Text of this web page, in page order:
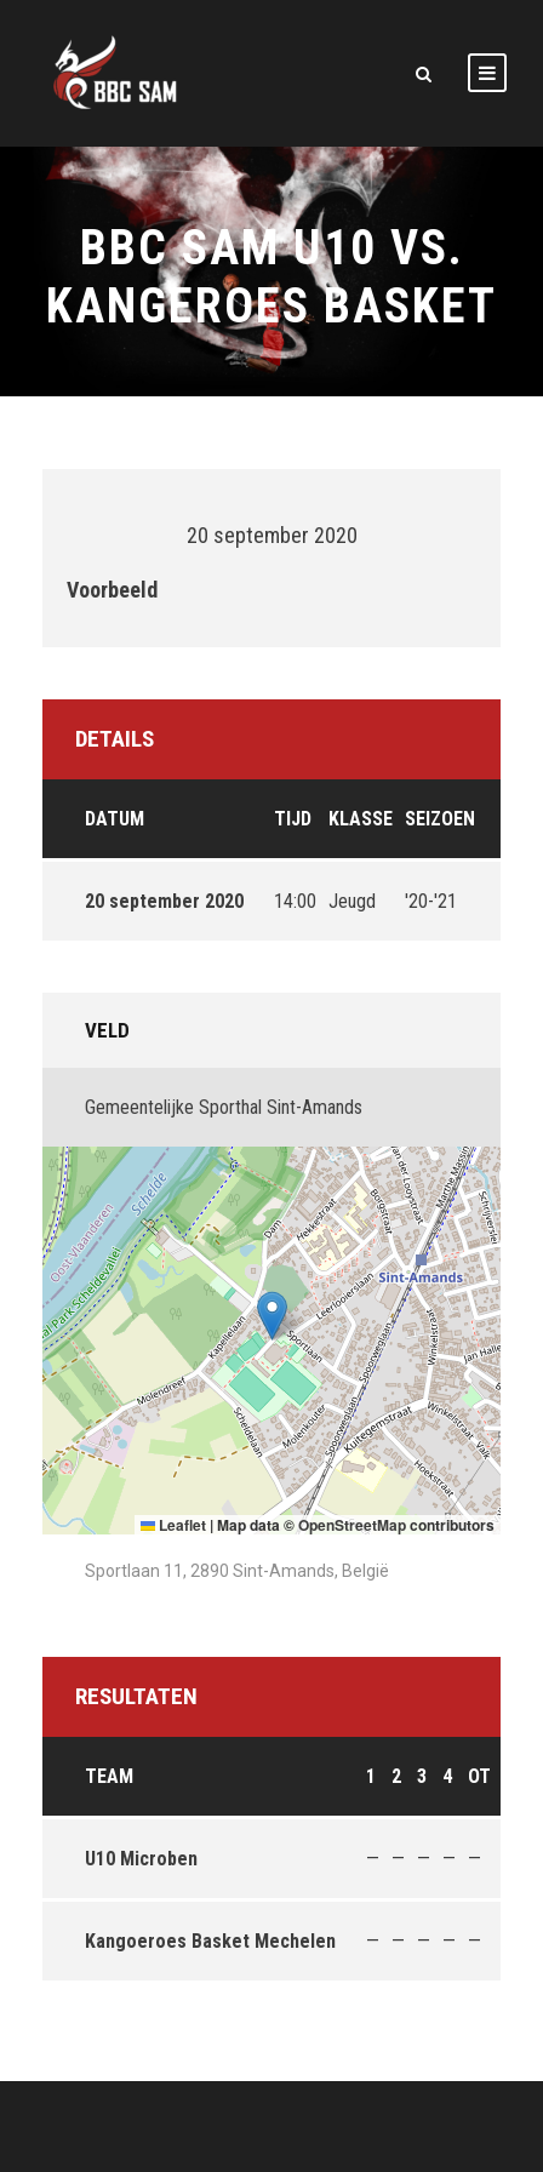
BBC SAM U10 VS.
KANGEROES BASKET
20 september 2020
Voorbeeld
DETAILS
DATUM TIJD KLASSE SEIZOEN
20 september 2020 14:00 Jeugd '20-'21
VELD
Gemeentelijke Sporthal Sint-Amands
Leaflet |Map data ©OpenStreetMapcontributors
Sportlaan 11, 2890 Sint-Amands, België
RESULTATEN
TEAM 1 2 3 4 OT
U10 Microben — — — — —
Kangoeroes Basket Mechelen — — — — —